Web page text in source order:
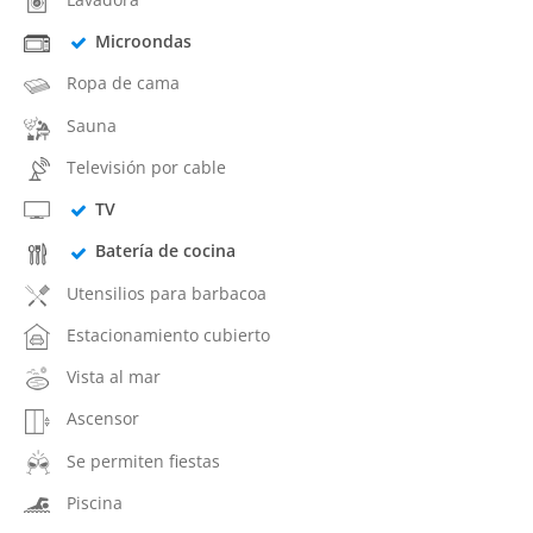
Microondas
Ropa de cama
Sauna
Televisión por cable
TV
Batería de cocina
Utensilios para barbacoa
Estacionamiento cubierto
Vista al mar
Ascensor
Se permiten fiestas
Piscina